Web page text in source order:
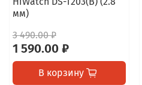
мм)
3 490.00 ₽
1 590.00 ₽
В корзину